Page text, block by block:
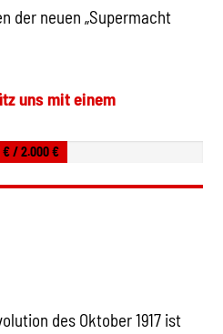
der neuen „Supermacht
uns mit einem
€ / 2.000 €
des Oktober 1917 ist